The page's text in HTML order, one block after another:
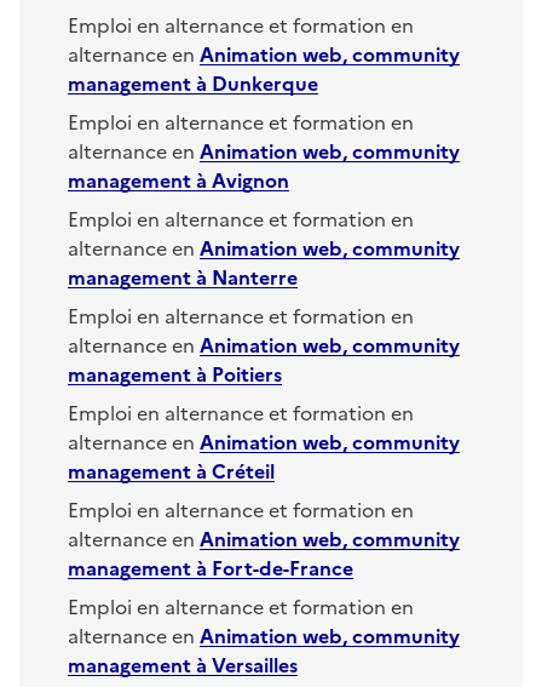
Emploi en alternance et formation en
alternance en Animation web, community
managementà Dunkerque
Emploi en alternance et formation en
alternance en Animation web, community
managementà Avignon
Emploi en alternance et formation en
alternance en Animation web, community
managementà Nanterre
Emploi en alternance et formation en
alternance en Animation web, community
managementà Poitiers
Emploi en alternance et formation en
alternance en Animation web, community
managementà Créteil
Emploi en alternance et formation en
alternance en Animation web, community
managementà Fort-de-France
Emploi en alternance et formation en
alternance en Animation web, community
managementà Versailles